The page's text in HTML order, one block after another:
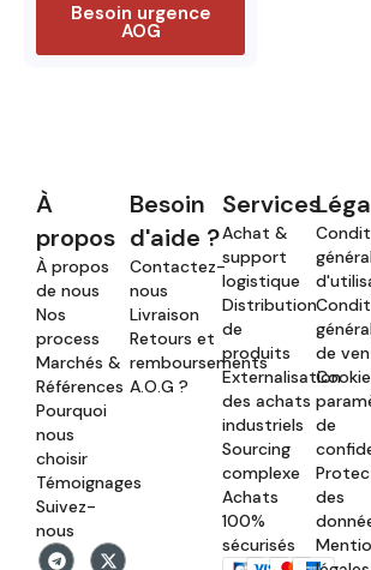
Besoin urgence
AOG
À
propos
À propos
de nous
Nos
process
Marchés &
Références
Pourquoi
nous
choisir
Témoignages
Suivez-
nous
Besoin
d'aide ?
Contactez-
nous
Livraison
Retours et
remboursements
A.O.G ?
Services
Achat &
support
logistique
Distribution
de
produits
Externalisation
des achats
industriels
Sourcing
complexe
Achats
100%
sécurisés
de
de
des